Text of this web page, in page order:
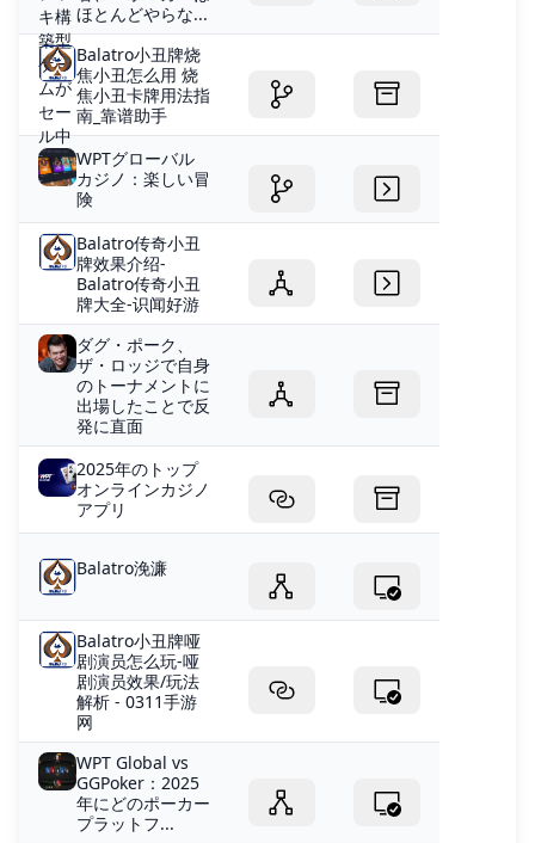
ほとんどやらな...
Balatro小丑牌烧
焦小丑怎么用 烧
焦小丑卡牌用法指
南_靠谱助手
WPTグローバル
カジノ：楽しい冒
険
Balatro传奇小丑
牌效果介绍-
Balatro传奇小丑
牌大全-识闻好游
ダグ・ポーク、
ザ・ロッジで自身
のトーナメントに
出場したことで反
発に直面
2025年のトップ
オンラインカジノ
アプリ
Balatro浼濂
Balatro小丑牌哑
剧演员怎么玩-哑
剧演员效果/玩法
解析 - 0311手游
网
WPT Global vs
GGPoker：2025
年にどのポーカー
プラットフ...